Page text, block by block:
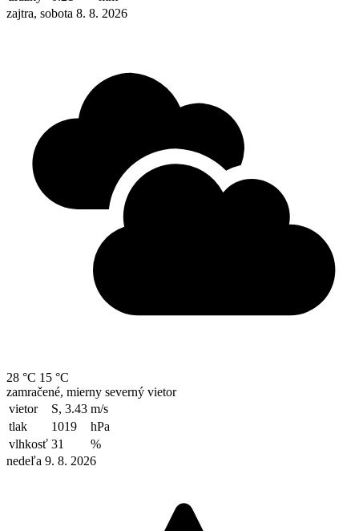
zajtra, sobota 8. 8. 2026
28 °C 15 °C
zamračené, mierny severný vietor
vietor
S, 3.43 m/s
tlak
1019
hPa
vlhkosť 31
%
nedeľa 9. 8. 2026